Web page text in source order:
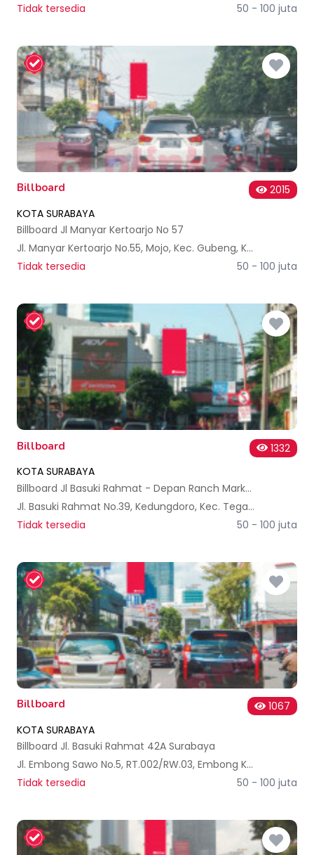
Tidak tersedia
50 - 100 juta
Billboard
2015
KOTA SURABAYA
Billboard Jl Manyar Kertoarjo No 57
Jl. Manyar Kertoarjo No.55, Mojo, Kec. Gubeng, Kota SBY, Jawa Timur 60285, Indonesia
Tidak tersedia
50 - 100 juta
Billboard
1332
KOTA SURABAYA
Billboard Jl Basuki Rahmat - Depan Ranch Market
Jl. Basuki Rahmat No.39, Kedungdoro, Kec. Tegalsari, Kota SBY, Jawa Timur 60261, Indonesia
Tidak tersedia
50 - 100 juta
Billboard
1067
KOTA SURABAYA
Billboard Jl. Basuki Rahmat 42A Surabaya
Jl. Embong Sawo No.5, RT.002/RW.03, Embong Kaliasin, Kec. Genteng, Kota SBY, Jawa Timur 60271, Indonesia
Tidak tersedia
50 - 100 juta